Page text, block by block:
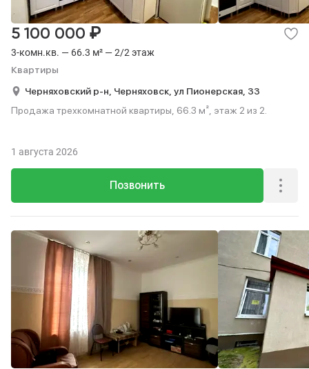
3-комн.кв. — 66.3 м² — 2/2 этаж
Квартиры
5 100 000 ₽
Черняховский р-н, Черняховск, ул Пионерская, 33
Продажа трехкомнатной квартиры, 66.3 м², этаж 2 из 2.
Позвонить
1 августа 2026